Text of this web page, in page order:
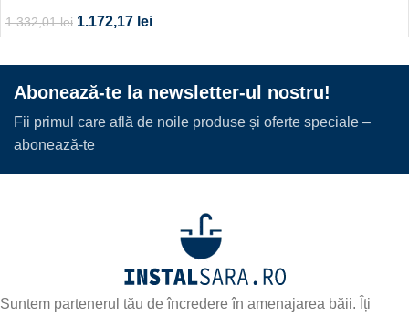
1.332,01lei 1.172,17 lei
Abonează-te la newsletter-ul nostru!
Fii primul care află de noile produse și oferte speciale –
abonează-te
Suntem partenerul tău de încredere în amenajarea băii. Îți